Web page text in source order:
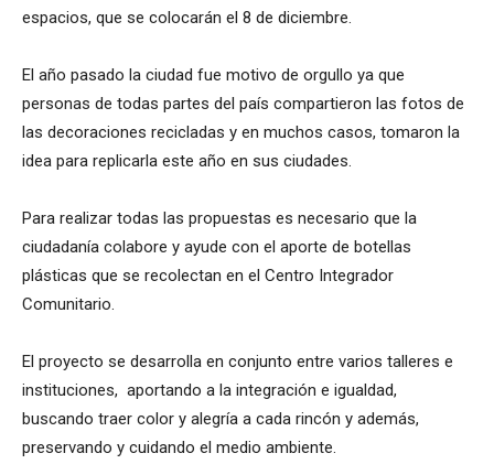
espacios, que se colocarán el 8 de diciembre.
El año pasado la ciudad fue motivo de orgullo ya que
personas de todas partes del país compartieron las fotos de
las decoraciones recicladas y en muchos casos, tomaron la
idea para replicarla este año en sus ciudades.
Para realizar todas las propuestas es necesario que la
ciudadanía colabore y ayude con el aporte de botellas
plásticas que se recolectan en el Centro Integrador
Comunitario.
El proyecto se desarrolla en conjunto entre varios talleres e
instituciones, aportando a la integración e igualdad,
buscando traer color y alegría a cada rincón y además,
preservando y cuidando el medio ambiente.